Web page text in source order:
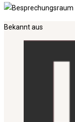
Bekannt aus